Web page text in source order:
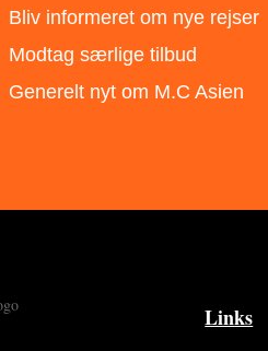
Bliv informeret om nye rejser
Modtag særlige tilbud
Generelt nyt om M.C Asien
Links